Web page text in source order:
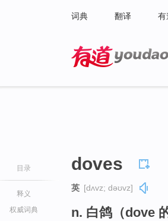
词典 翻译 有
目录
释义
权威词典
doves
英 [dʌvz; dəʊvz]
n. 白鸽（dove